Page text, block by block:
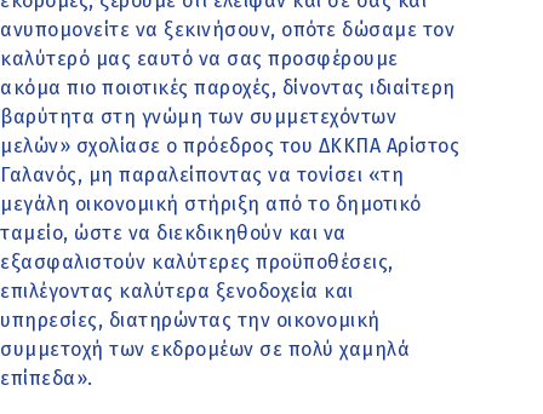
ανυπομονείτε να ξεκινήσουν, οπότε δώσαμε τον
καλύτερό μας εαυτό να σας προσφέρουμε
ακόμα πιο ποιοτικές παροχές, δίνοντας ιδιαίτερη
βαρύτητα στη γνώμη των συμμετεχόντων
μελών» σχολίασε ο πρόεδρος του ΔΚΚΠΑ Αρίστος
Γαλανός, μη παραλείποντας να τονίσει «τη
μεγάλη οικονομική στήριξη από το δημοτικό
ταμείο, ώστε να διεκδικηθούν και να
εξασφαλιστούν καλύτερες προϋποθέσεις,
επιλέγοντας καλύτερα ξενοδοχεία και
υπηρεσίες, διατηρώντας την οικονομική
συμμετοχή των εκδρομέων σε πολύ χαμηλά
επίπεδα».